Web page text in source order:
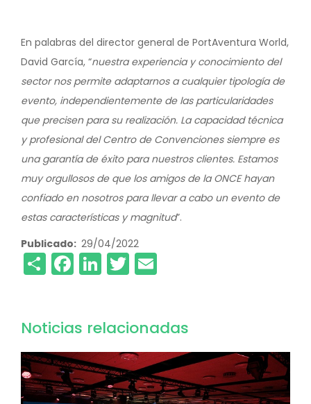
En palabras del director general de PortAventura World,
David García, “nuestra experiencia y conocimiento del
sector nos permite adaptarnos a cualquier tipología de
evento, independientemente de las particularidades
que precisen para su realización. La capacidad técnica
y profesional del Centro de Convenciones siempre es
una garantía de éxito para nuestros clientes. Estamos
muy orgullosos de que los amigos de la ONCE hayan
confiado en nosotros para llevar a cabo un evento de
estas características y magnitud”.
Publicado 29/04/2022
ShareFacebook
LinkedIn
Twitter
Noticias relacionadas